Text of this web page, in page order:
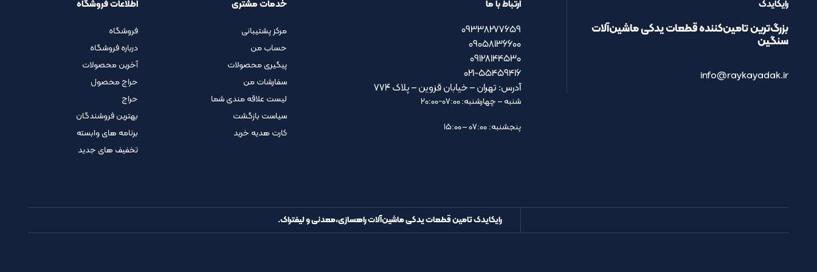
رایکایدک
بزرگ‌ترین تامین‌کننده قطعات یدکی ماشین‌آلات
سنگین
info@raykayadak.ir
ارتباط با ما
09338277659
09058136600
09128144530
021-55459416
آدرس: تهران – خیابان قزوین – پلاک ۷۷۴
شنبه – چهارشنبه: 07:00-20:00
پنجشنبه: 07:00 – 15:00
خدمات مشتری
مرکز پشتیبانی
حساب من
پیگیری محصولات
سفارشات من
لیست علاقه مندی شما
سیاست بازگشت
کارت هدیه خرید
اطلاعات فروشگاه
فروشگاه
درباره فروشگاه
آخرین محصولات
حراج محصول
حراج
بهترین فروشندگان
برنامه های وابسته
تخفیف های جدید
رایکایدک تامین قطعات یدکی ماشین‌آلات راهسازی،معدنی و لیفتراک.